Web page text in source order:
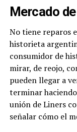
Mercado
No tiene reparos
historieta
consumidor de
mirar, de reojo,
pueden llegar a
terminar
unión de Liners
señalar cómo el